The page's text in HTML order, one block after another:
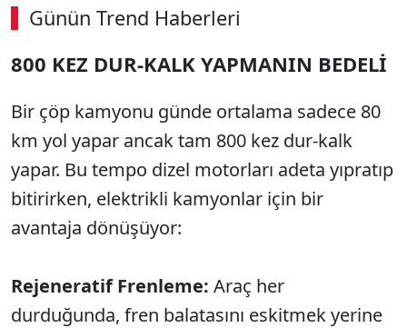
Günün Trend Haberleri
800 KEZ DUR-KALK YAPMANIN BEDELİ
Bir çöp kamyonu günde ortalama sadece 80
km yol yapar ancak tam 800 kez dur-kalk
yapar. Bu tempo dizel motorları adeta yıpratıp
bitirirken, elektrikli kamyonlar için bir
avantaja dönüşüyor:
Rejeneratif Frenleme: Araç her
durduğunda, fren balatasını eskitmek yerine